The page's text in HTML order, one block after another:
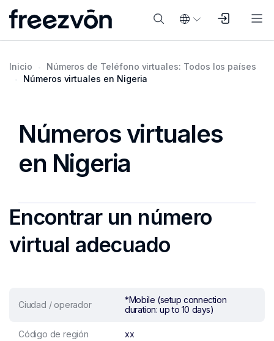
Inicio
Números de Teléfono virtuales: Todos los países
Números virtuales en Nigeria
Números virtuales
en Nigeria
Encontrar un número
virtual adecuado
Ciudad / operador
*Mobile (setup connection
duration: up to 10 days)
Código de región xx